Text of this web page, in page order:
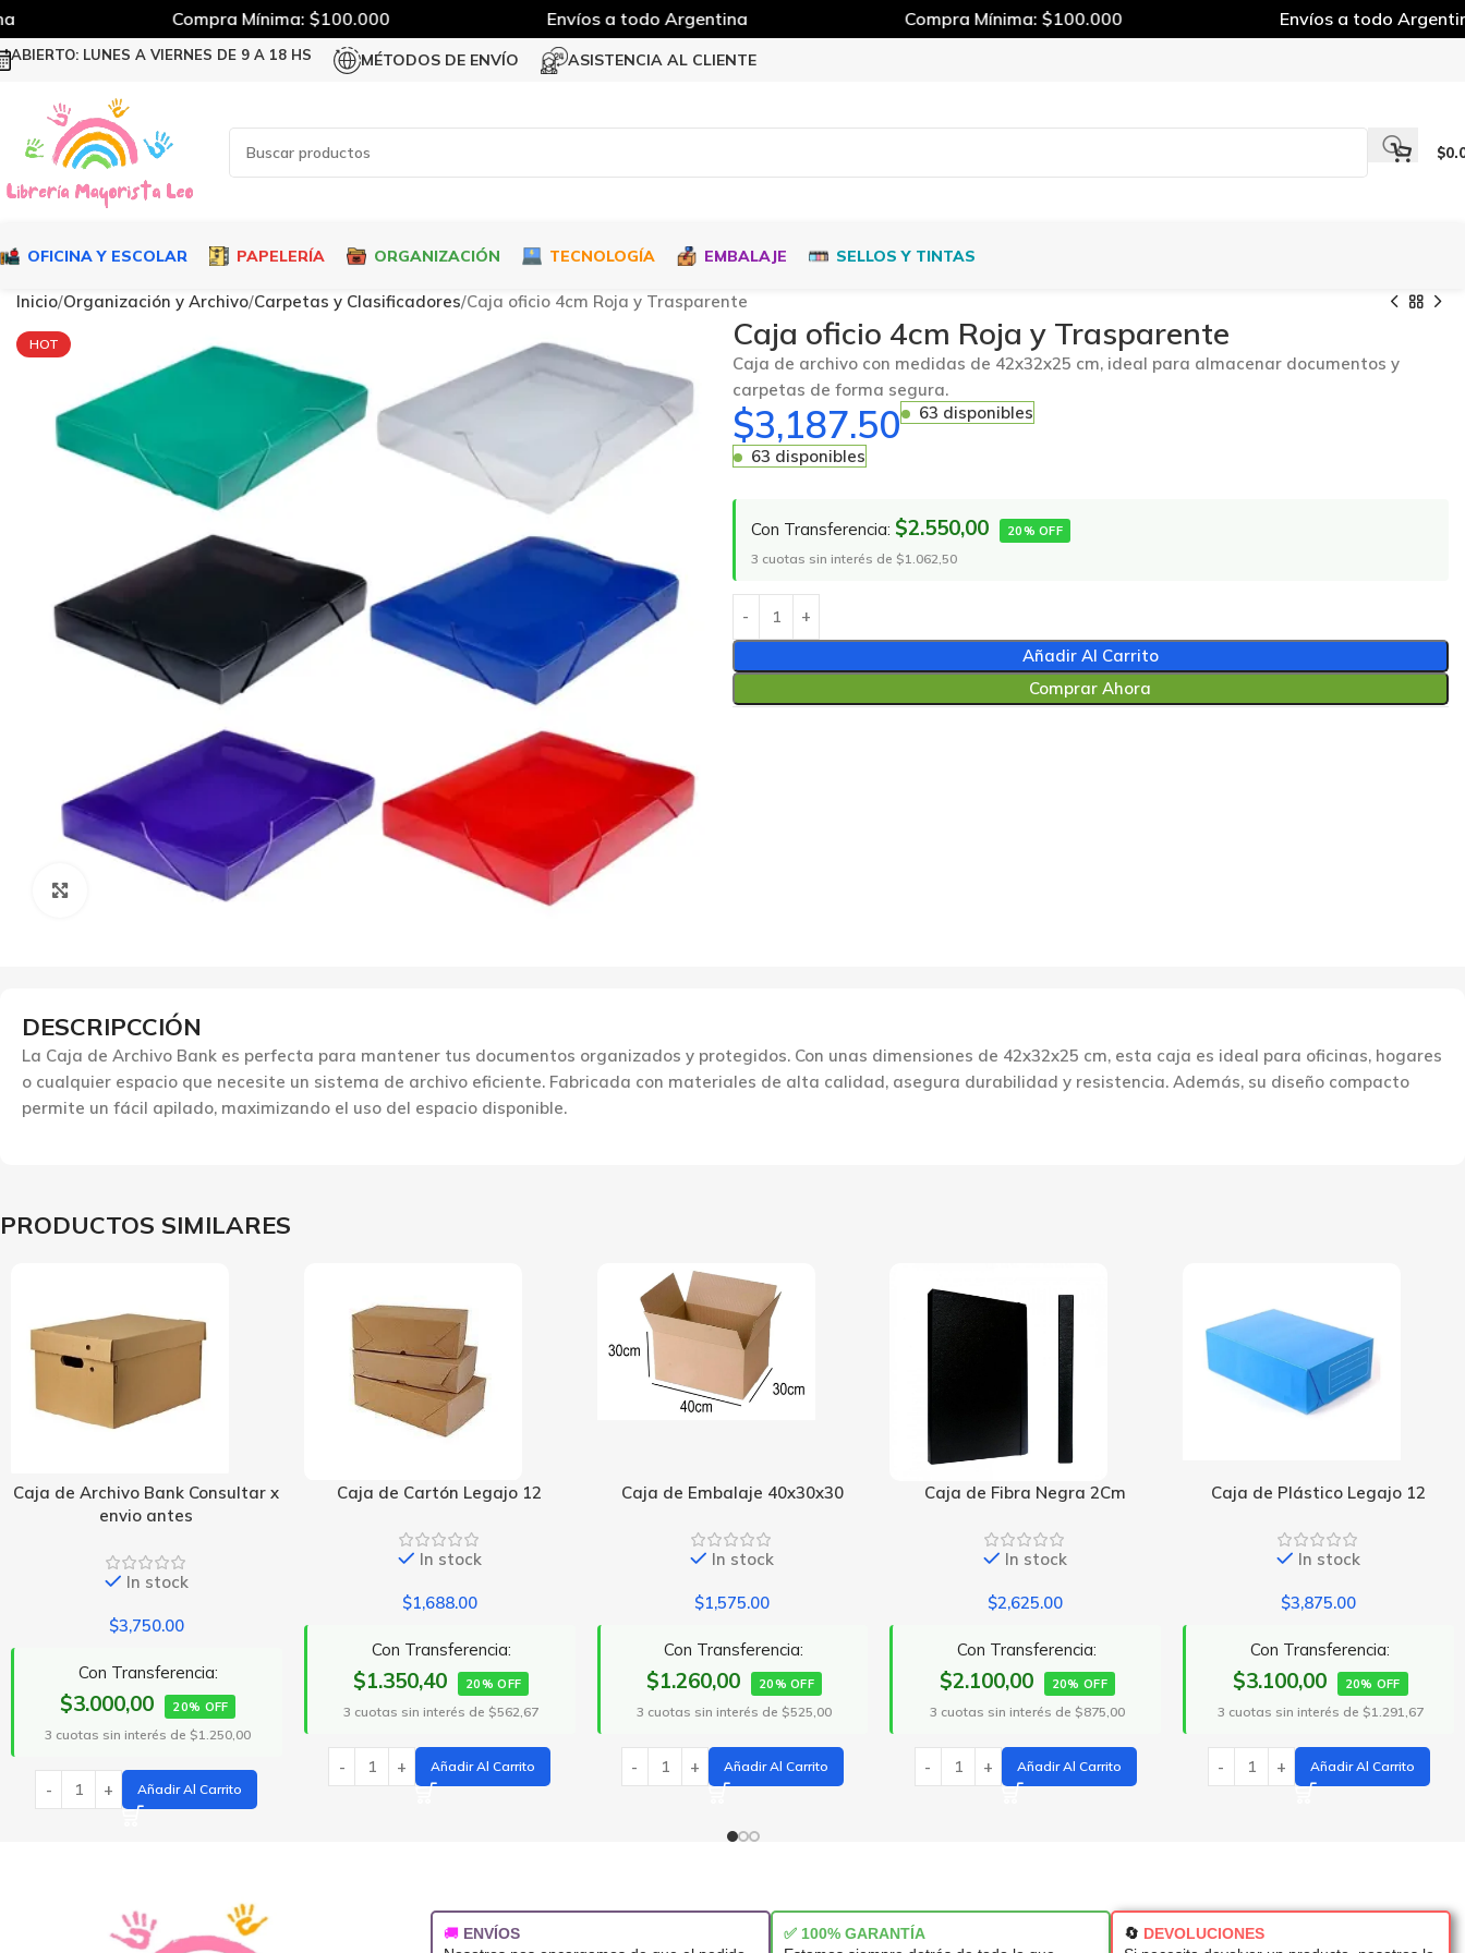
ABIERTO: LUNES A VIERNES DE 9 A 18 HS MÉTODOS DE ENVÍO ASISTENCIA AL CLIENTE
$
OFICINA Y ESCOLAR PAPELERÍA ORGANIZACIÓN TECNOLOGÍA EMBALAJE SELLOS Y TINTAS
Inicio Organización y Archivo Carpetas y Clasificadores Caja oficio 4cm Roja y Trasparente
HOT
Click to enlarge
Caja oficio 4cm Roja y Trasparente
Caja de archivo con medidas de 42x32x25 cm, ideal para almacenar documentos y
carpetas de forma segura.
$3,187.50 63 disponibles
63 disponibles
Con Transferencia: $2.550,00 20% OFF
3 cuotas sin interés de $1.062,50
Añadir Al Carrito
Comprar Ahora
DESCRIPCCIÓN
La Caja de Archivo Bank es perfecta para mantener tus documentos organizados y protegidos. Con unas dimensiones de 42x32x25 cm, esta caja es ideal para oficinas, hogares
o cualquier espacio que necesite un sistema de archivo eficiente. Fabricada con materiales de alta calidad, asegura durabilidad y resistencia. Además, su diseño compacto
permite un fácil apilado, maximizando el uso del espacio disponible.
PRODUCTOS SIMILARES
Caja de Cartón Legajo 12
In stock
$1.350,40
3 cuotas sin interés de $562,67
Añadir Al Carrito
Caja de Embalaje 40x30x30
In stock
$1,575.00
Con Transferencia:
$1.260,00 20% OFF
3 cuotas sin interés de $525,00
Añadir Al Carrito
Caja de Fibra Negra 2Cm
In stock
$2,625.00
Con Transferencia:
$2.100,00 20% OFF
3 cuotas sin interés de $875,00
Añadir Al Carrito
Caja de Plástico Legajo 12
In stock
$3,875.00
Con Transferencia:
$3.100,00 20% OFF
3 cuotas sin interés de $1.291,67
Añadir Al Carrito
Caja Fibra Negra 6cm
In stock
$3,875.00
Con Transferencia:
$3.100,00 20% OFF
3 cuotas sin interés de $1.291,67
Añadir Al Carrito
🚚ENVÍOS
Nosotros nos encargamos de que el pedido
✅ 100% GARANTÍA
Estamos siempre detrás de todo lo que
🔄DEVOLUCIONES
Si necesita devolver un producto, nosotros lo
Compra Mínima: $100.000 Envíos a todo Argentina Compra Mínima: $100.000 Envíos a todo Argentina